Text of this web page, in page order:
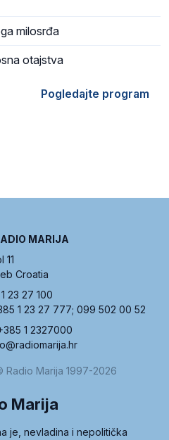
milosrđa
otajstva
Pogledajte program
MARIJA
11
Croatia
23 27 100
1 23 27 777; 099 502 00 52
1 2327000
Radio Marija 1997-2026
Marija
je, nevladina i nepolitička